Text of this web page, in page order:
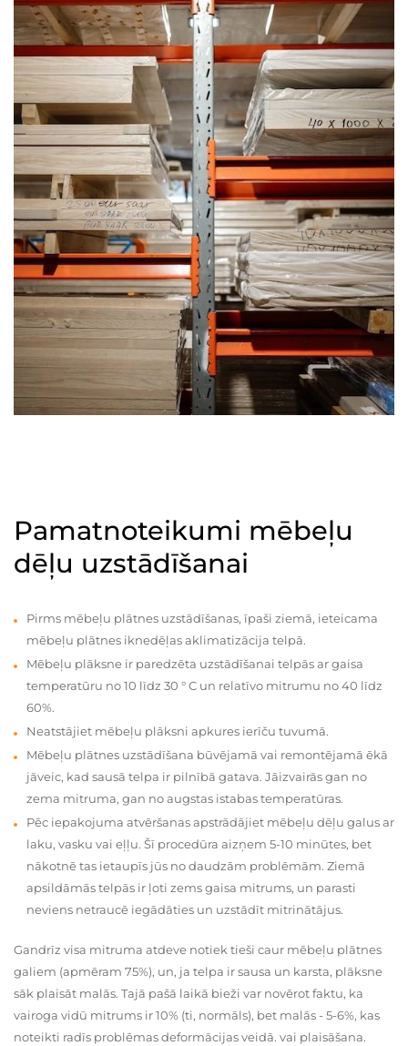
Pamatnoteikumi mēbeļu
dēļu uzstādīšanai
Pirms mēbeļu plātnes uzstādīšanas, īpaši ziemā, ieteicama
mēbeļu plātnes iknedēļas aklimatizācija telpā.
Mēbeļu plāksne ir paredzēta uzstādīšanai telpās ar gaisa
temperatūru no 10 līdz 30 ° C un relatīvo mitrumu no 40 līdz
60%.
Neatstājiet mēbeļu plāksni apkures ierīču tuvumā.
Mēbeļu plātnes uzstādīšana būvējamā vai remontējamā ēkā
jāveic, kad sausā telpa ir pilnībā gatava. Jāizvairās gan no
zema mitruma, gan no augstas istabas temperatūras.
Pēc iepakojuma atvēršanas apstrādājiet mēbeļu dēļu galus ar
laku, vasku vai eļļu. Šī procedūra aizņem 5-10 minūtes, bet
nākotnē tas ietaupīs jūs no daudzām problēmām. Ziemā
apsildāmās telpās ir ļoti zems gaisa mitrums, un parasti
neviens netraucē iegādāties un uzstādīt mitrinātājus.
Gandrīz visa mitruma atdeve notiek tieši caur mēbeļu plātnes
galiem (apmēram 75%), un, ja telpa ir sausa un karsta, plāksne
sāk plaisāt malās. Tajā pašā laikā bieži var novērot faktu, ka
vairoga vidū mitrums ir 10% (ti, normāls), bet malās - 5-6%, kas
noteikti radīs problēmas deformācijas veidā. vai plaisāšana.